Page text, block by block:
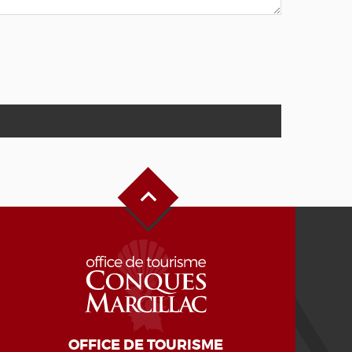
OFFICE DE TOURISME